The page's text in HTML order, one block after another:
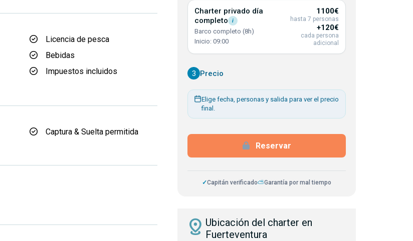
Licencia de pesca
Bebidas
Impuestos incluidos
Captura & Suelta permitida
Charter privado día
completo
i
Barco completo (8h)
Inicio: 09:00
1100€
hasta 7 personas
+120€
cada persona
adicional
3 Precio
Elige fecha, personas y salida para ver el precio
final.
Reservar
✓Capitán verificado⛅Garantía por mal tiempo
distance Ubicación del charter en
Fuerteventura